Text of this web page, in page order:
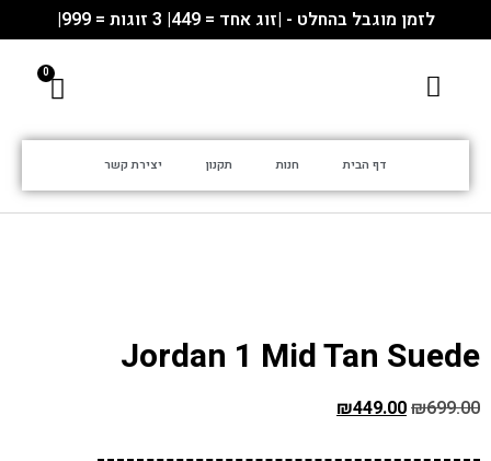
לזמן מוגבל בהחלט - |זוג אחד = 449| 3 זוגות = 999|
דף הבית חנות תקנון יצירת קשר
Jordan 1 Mid Tan Suede
₪699.00
₪449.00